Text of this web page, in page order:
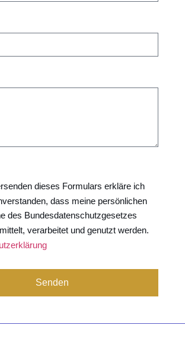
dieses Formulars erkläre ich
dass meine persönlichen
des Bundesdatenschutzgesetzes
verarbeitet und genutzt werden.
Senden